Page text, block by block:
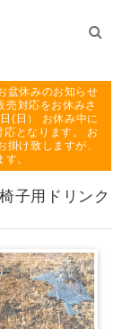
盆休みのお知らせ
対応をお休みさ
(日） お休み中に
となります。 お
け致しますが、
。
子用ドリンク